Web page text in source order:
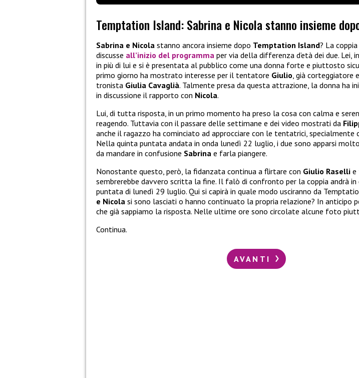
Temptation Island: Sabrina e Nicola stanno insieme
Sabrina e Nicola stanno ancora insieme dopo Temptation Island? La
discusse all’inizio del programma per via della differenza d’età dei due. Lei,
in più di lui e si è presentata al pubblico come una donna forte e piuttosto
primo giorno ha mostrato interesse per il tentatore Giulio, già corteggiatore
tronista Giulia Cavaglià. Talmente presa da questa attrazione, la donna ha
in discussione il rapporto con Nicola.
Lui, di tutta risposta, in un primo momento ha preso la cosa con calma e
reagendo. Tuttavia con il passare delle settimane e dei video mostrati da
anche il ragazzo ha cominciato ad approcciare con le tentatrici, specialmente
Nella quinta puntata andata in onda lunedì 22 luglio, i due sono apparsi
da mandare in confusione Sabrina e farla piangere.
Nonostante questo, però, la fidanzata continua a flirtare con Giulio Raselli e
sembrerebbe davvero scritta la fine. Il falò di confronto per la coppia andrà in
puntata di lunedì 29 luglio. Qui si capirà in quale modo usciranno da
e Nicola si sono lasciati o hanno continuato la propria relazione? In anticipo
che già sappiamo la risposta. Nelle ultime ore sono circolate alcune foto
Continua.
AVANTI